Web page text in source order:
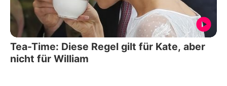
Tea-Time: Diese Regel gilt für Kate, aber
nicht für William